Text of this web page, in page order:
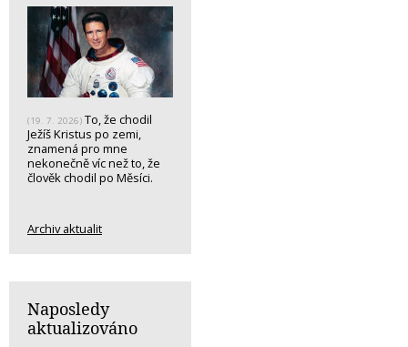
(19. 7. 2026) To, že chodil
Ježíš Kristus po zemi,
znamená pro mne
nekonečně víc než to, že
člověk chodil po Měsíci.
Archiv aktualit
Naposledy
aktualizováno